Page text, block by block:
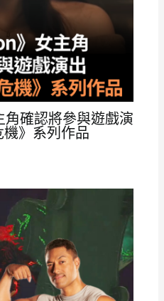
角確認將參與遊戲演
》系列作品